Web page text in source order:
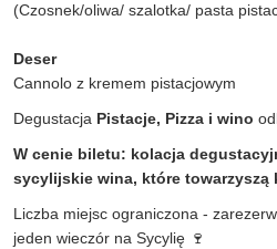
(Czosnek/oliwa/ szalotka/ pasta
Deser
Cannolo z kremem pistacjowym
Degustacja Pistacje, Pizza i wino
W cenie biletu: kolacja
sycylijskie wina, które towarzyszą
Liczba miejsc ograniczona -
jeden wieczór na Sycylię 🍷